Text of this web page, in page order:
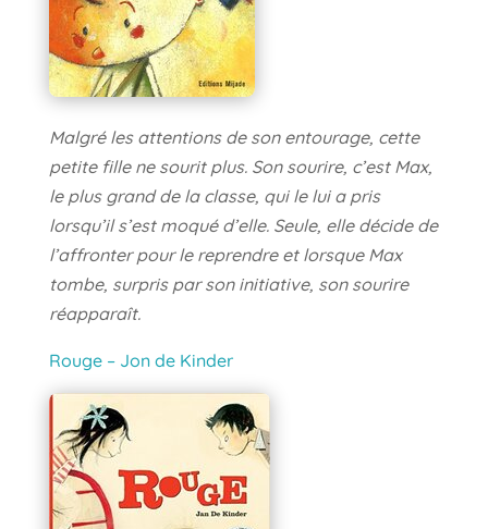
Malgré les attentions de son entourage, cette
petite fille ne sourit plus. Son sourire, c’est Max,
le plus grand de la classe, qui le lui a pris
lorsqu’il s’est moqué d’elle. Seule, elle décide de
l’affronter pour le reprendre et lorsque Max
tombe, surpris par son initiative, son sourire
réapparaît.
Rouge – Jon de Kinder